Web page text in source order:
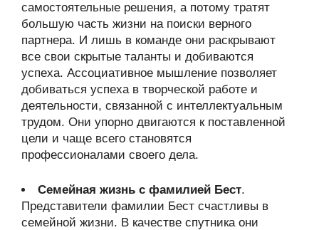
самостоятельные решения, а потому тратят
большую часть жизни на поиски верного
партнера. И лишь в команде они раскрывают
все свои скрытые таланты и добиваются
успеха. Ассоциативное мышление позволяет
добиваться успеха в творческой работе и
деятельности, связанной с интеллектуальным
трудом. Они упорно двигаются к поставленной
цели и чаще всего становятся
профессионалами своего дела.
Семейная жизнь с фамилией Бест.
Представители фамилии Бест счастливы в
семейной жизни. В качестве спутника они